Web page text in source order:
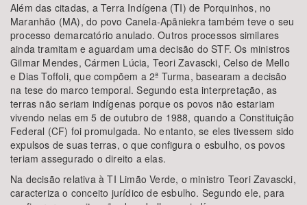
Além das citadas, a Terra Indígena (TI) de Porquinhos, no
Maranhão (MA), do povo Canela-Apãniekra também teve o seu
processo demarcatório anulado. Outros processos similares
ainda tramitam e aguardam uma decisão do STF. Os ministros
Gilmar Mendes, Cármen Lúcia, Teori Zavascki, Celso de Mello
e Dias Toffoli, que compõem a 2ª Turma, basearam a decisão
na tese do marco temporal. Segundo esta interpretação, as
terras não seriam indígenas porque os povos não estariam
vivendo nelas em 5 de outubro de 1988, quando a Constituição
Federal (CF) foi promulgada. No entanto, se eles tivessem sido
expulsos de suas terras, o que configura o esbulho, os povos
teriam assegurado o direito a elas.
Na decisão relativa à TI Limão Verde, o ministro Teori Zavascki,
caracteriza o conceito jurídico de esbulho. Segundo ele, para